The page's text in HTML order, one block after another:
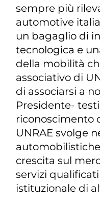
sempre più
automotive
un bagaglio di
tecnologica e
della mobilità
associativo di
di associarsi a
Presidente-
riconoscimento
UNRAE svolge
crescita sul
servizi
istituzionale di